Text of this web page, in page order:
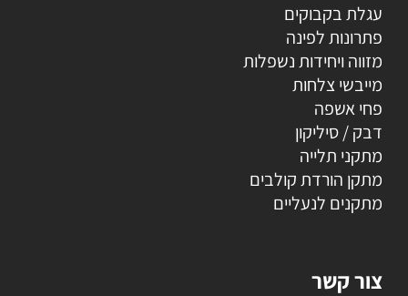
עגלת בקבוקים
פתרונות לפינה
מזווה ויחידות נשפלות
מייבשי צלחות
פחי אשפה
דבק / סיליקון
מתקני תלייה
מתקן הורדת קולבים
מתקנים לנעליים
צור קשר